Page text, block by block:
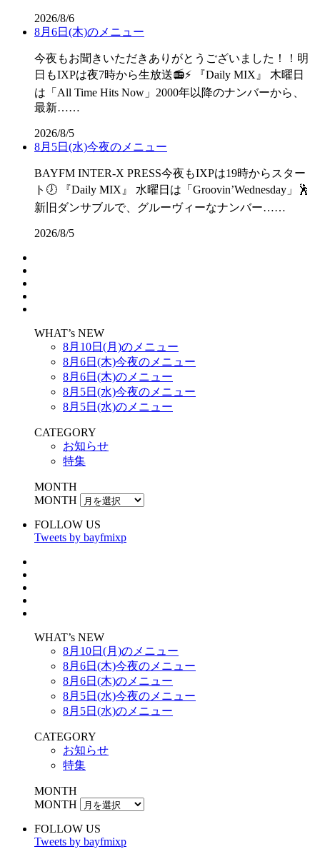
2026/8/6
8月6日(木)のメニュー
今夜もお聞きいただきありがとうございました！！明
日もIXPは夜7時から生放送📻⚡ 『Daily MIX』 木曜日
は「All Time Hits Now」2000年以降のナンバーから、
最新……
2026/8/5
8月5日(水)今夜のメニュー
BAYFM INTER-X PRESS今夜もIXPは19時からスター
ト🕖 『Daily MIX』 水曜日は「Groovin’Wednesday」🕺
新旧ダンサブルで、グルーヴィーなナンバー……
2026/8/5
WHAT’s NEW
8月10日(月)のメニュー
8月6日(木)今夜のメニュー
8月6日(木)のメニュー
8月5日(水)今夜のメニュー
8月5日(水)のメニュー
CATEGORY
お知らせ
特集
MONTH
MONTH
FOLLOW US
Tweets by bayfmixp
WHAT’s NEW
8月10日(月)のメニュー
8月6日(木)今夜のメニュー
8月6日(木)のメニュー
8月5日(水)今夜のメニュー
8月5日(水)のメニュー
CATEGORY
お知らせ
特集
MONTH
MONTH
FOLLOW US
Tweets by bayfmixp